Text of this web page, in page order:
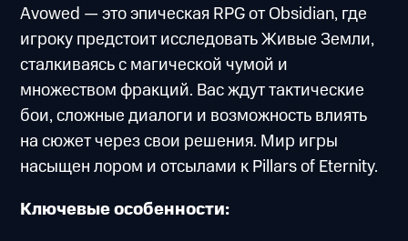
Avowed — это эпическая RPG от Obsidian, где
игроку предстоит исследовать Живые Земли,
сталкиваясь с магической чумой и
множеством фракций. Вас ждут тактические
бои, сложные диалоги и возможность влиять
на сюжет через свои решения. Мир игры
насыщен лором и отсылами к Pillars of Eternity.
Ключевые особенности: